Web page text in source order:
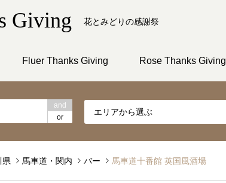
Giving 花とみどりの感謝祭
Fluer Thanks Giving Rose Thanks Giving
and
or
エリアから選ぶ
県 馬車道・関内 バー 馬車道十番館 英国風酒場